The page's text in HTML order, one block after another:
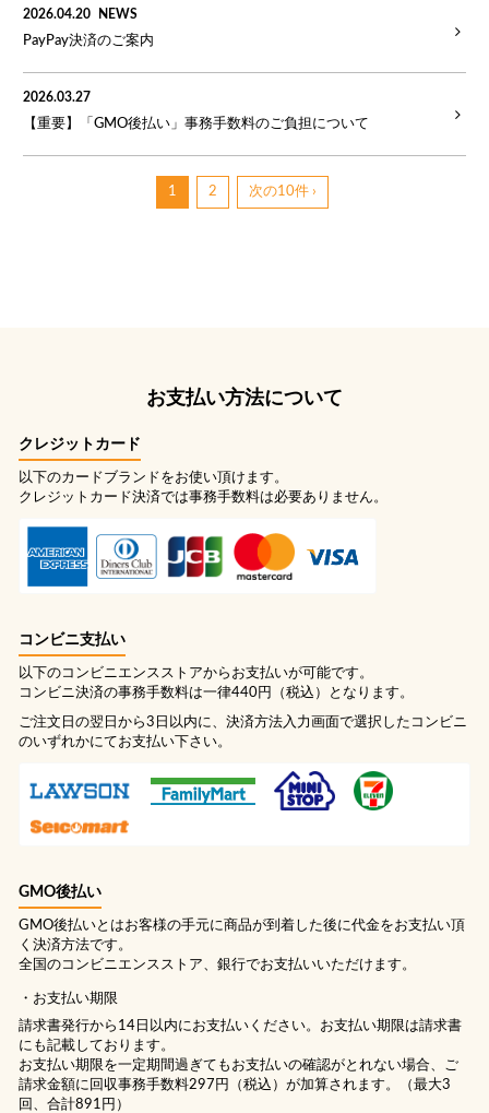
2026.04.20 NEWS
PayPay決済のご案内
2026.03.27
【重要】「GMO後払い」事務手数料のご負担について
1 2 次の10件 ›
お支払い方法について
クレジットカード
以下のカードブランドをお使い頂けます。
クレジットカード決済では事務手数料は必要ありません。
コンビニ支払い
以下のコンビニエンスストアからお支払いが可能です。
コンビニ決済の事務手数料は一律440円（税込）となります。
ご注文日の翌日から3日以内に、決済方法入力画面で選択したコンビニ
のいずれかにてお支払い下さい。
GMO後払い
GMO後払いとはお客様の手元に商品が到着した後に代金をお支払い頂
く決済方法です。
全国のコンビニエンスストア、銀行でお支払いいただけます。
お支払い期限
請求書発行から14日以内にお支払いください。お支払い期限は請求書
にも記載しております。
お支払い期限を一定期間過ぎてもお支払いの確認がとれない場合、ご
請求金額に回収事務手数料297円（税込）が加算されます。（最大3
回、合計891円）